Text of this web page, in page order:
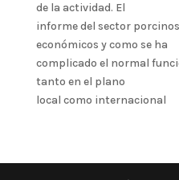
de la actividad. El
informe del sector
económicos y como se ha
complicado el normal
tanto en el plano
local como internacional